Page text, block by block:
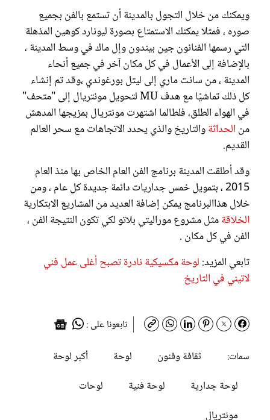
ويمكنك من خلال التجول بالمدينة أن تستمع بالفن بجميع
صوره ، فمثلا يمكنك الاستمتاع بصورة ليونارد كوهين المذهلة
التي رسمها الفنانون جين بيندون وإل ماك في وسط المدينة ،
بالإضافة إلى الأعمال في كل مكان آخر في جميع أنحاء
المدينة ، من سانت ماري إلى ليتل بورغوندي ،وقد تم إنشاء
كل ذلك تماشيًا مع هدف MU لتحويل مونتريال إلى "متحف"
في الهواء الطلق، فلطالما اشتهرت مونتريال بمزيجها المدهش
من الحداثةوالتاريخ والذي يحدد الاتجاهات مع سحر العالم
القديم.
وقد أطلقت المدينة برنامج الفن العام الخاص بها منذ العام
2015 ، بتمويل خمس جداريات دائمة جديدة كل عام ، ومن
خلال هذاالبرنامج يمكن إضافة العديد من المشاريع الابتكارية
الخلاقةمثل مشروع موراليتي بلاتو لكي تكون النتيجة الفن ،
الفن في كل مكان .
تابعي المزيد: لوحة مكسيكية نادرة تصبح أغلى عمل فني
لاتيني في التاريخ
تابعونا على :
سمات:
ثقافة وفنون لوحة
أكبر لوحة
لوحة جدارية
لوحة فنية
لوحات
مونتريال